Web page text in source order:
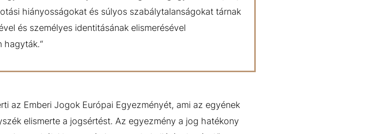
hiányosságokat és súlyos szabálytalanságokat tárnak
és személyes identitásának elismerésével
hagyták.“
az Emberi Jogok Európai Egyezményét, ami az egyének
elismerte a jogsértést. Az egyezmény a jog hatékony